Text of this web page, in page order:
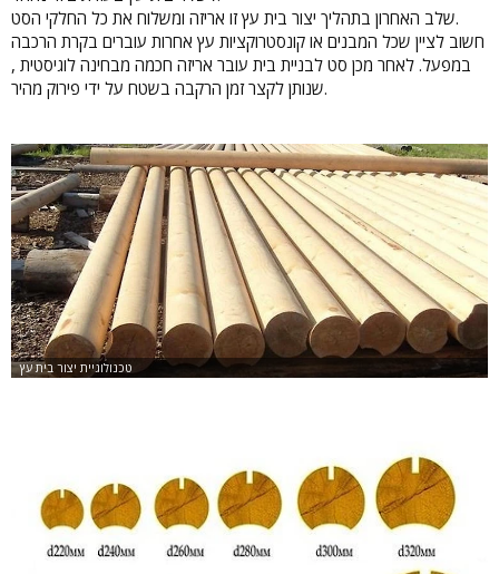
שלב האחרון בתהליך יצור בית עץ זו אריזה ומשלוח את כל החלקי הסט.
חשוב לציין שכל המבנים או קונסטרוקציות עץ אחרות עוברים בקרת הרכבה
במפעל. לאחר מכן סט לבניית בית עובר אריזה חכמה מבחינה לוגיסטית ,
שנותן לקצר זמן הרקבה בשטח על ידי פירוק מהיר.